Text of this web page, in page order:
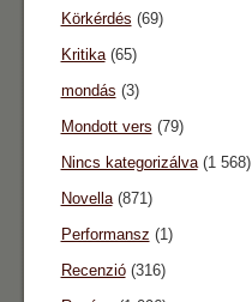
Körkérdés (69)
Kritika(65)
mondás (3)
Mondott vers (79)
Nincs kategorizálva(1 568)
Novella(871)
Performansz (1)
Recenzió(316)